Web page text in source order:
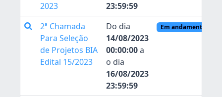
2023
23:59:59
2ª Chamada
Para Seleção
de Projetos BIA
Edital 15/2023
Do dia
14/08/2023
00:00:00a
o dia
16/08/2023
23:59:59
Em andamento